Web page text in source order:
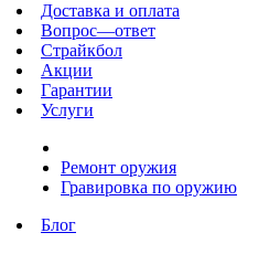
Доставка и оплата
Вопрос—ответ
Страйкбол
Акции
Гарантии
Услуги
Ремонт оружия
Гравировка по оружию
Блог